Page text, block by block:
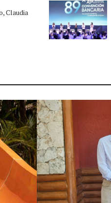
Claudia